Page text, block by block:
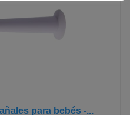
para bebés -...